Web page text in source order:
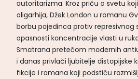
autoritarizma. Kroz priču o svetu
oligarhija, Džek London u romanu
borbu pojedinca protiv represivnog
opasnosti koncentracije vlasti u
Smatrana pretečom modernih
i danas privlači ljubitelje distopijske
fikcije i romana koji podstiču